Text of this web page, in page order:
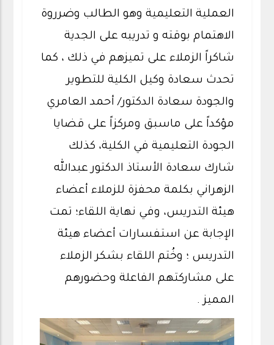
العملية التعليمية وهو الطالب وضرروة
الاهتمام بوقته و تدريبه على الجدية
شاكراً الزملاء على تميزهم في ذلك ، كما
تحدث سعادة وكيل الكلية للتطوير
والجودة سعادة الدكتور/ أحمد العامري
مؤكداً على ماسبق ومركزاً على قضايا
الجودة التعليمية في الكلية، كذلك
شارك سعادة الأستاذ الدكتور عبدالله
الزهراني بكلمة محفزة للزملاء أعضاء
هيئة التدريس، وفي نهاية اللقاء؛ تمت
الإجابة عن استفسارات أعضاء هيئة
التدريس ؛ وخُتم اللقاء بشكر الزملاء
على مشاركتهم الفاعلة وحضورهم
المميز .